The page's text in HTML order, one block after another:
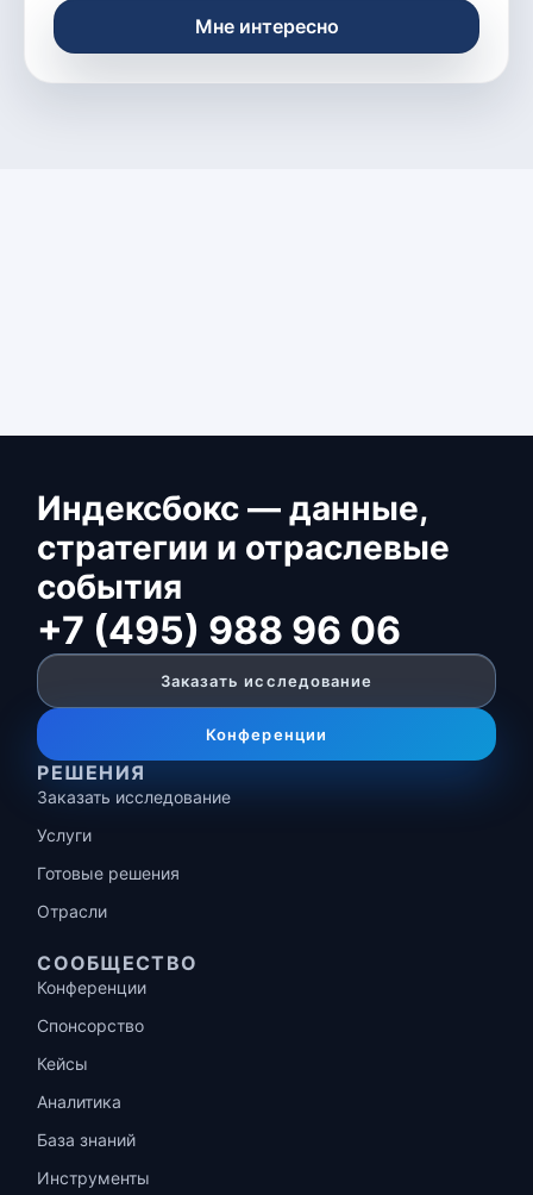
Мне интересно
Индексбокс — данные,
стратегии и отраслевые
события
+7 (495) 988 96 06
Заказать исследование
Конференции
РЕШЕНИЯ
Заказать исследование
Услуги
Готовые решения
Отрасли
СООБЩЕСТВО
Конференции
Спонсорство
Кейсы
Аналитика
База знаний
Инструменты